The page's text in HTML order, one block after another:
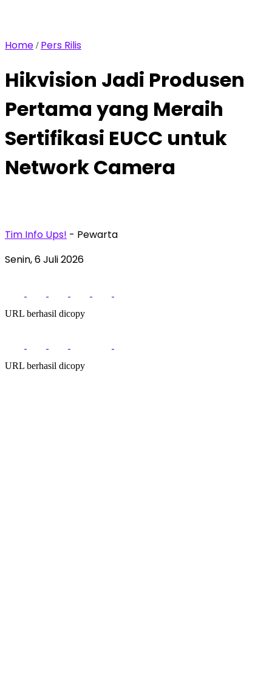
Home / Pers Rilis
Hikvision Jadi Produsen
Pertama yang Meraih
Sertifikasi EUCC untuk
Network Camera
Tim Info Ups! - Pewarta
Senin, 6 Juli 2026
URL berhasil dicopy
URL berhasil dicopy